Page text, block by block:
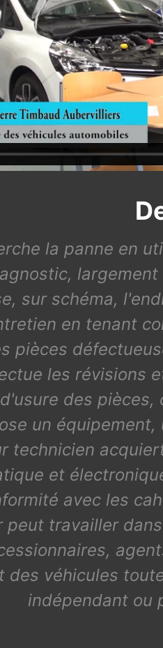
la panne en
sur schéma,
en tenant
pièces
les révisions
des
un
technicien
et
avec les
peut travailler
véhicules
indépendant ou